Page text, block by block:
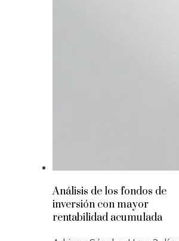
Análisis de los fondos de
inversión con mayor
rentabilidad acumulada